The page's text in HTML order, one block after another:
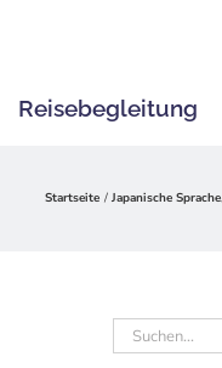
Reisebegleitung
Startseite Japanische Sprache
Suche